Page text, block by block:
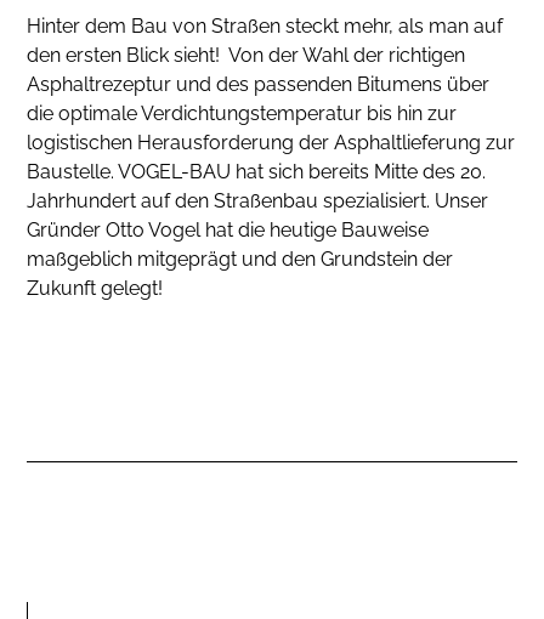
Hinter dem Bau von Straßen steckt mehr, als man auf
den ersten Blick sieht! Von der Wahl der richtigen
Asphaltrezeptur und des passenden Bitumens über
die optimale Verdichtungstemperatur bis hin zur
logistischen Herausforderung der Asphaltlieferung zur
Baustelle. VOGEL-BAU hat sich bereits Mitte des 20.
Jahrhundert auf den Straßenbau spezialisiert. Unser
Gründer Otto Vogel hat die heutige Bauweise
maßgeblich mitgeprägt und den Grundstein der
Zukunft gelegt!